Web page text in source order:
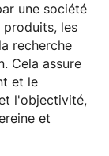
une société
les
recherche
Cela assure
et le
l'objectivité,
et